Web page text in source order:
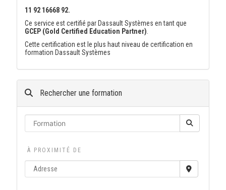
11 92 16668 92.
Ce service est certifié par Dassault Systèmes en tant que
GCEP (Gold Certified Education Partner)
Cette certification est le plus haut niveau de certification en
formation Dassault Systèmes
Rechercher une formation
À PROXIMITÉ DE